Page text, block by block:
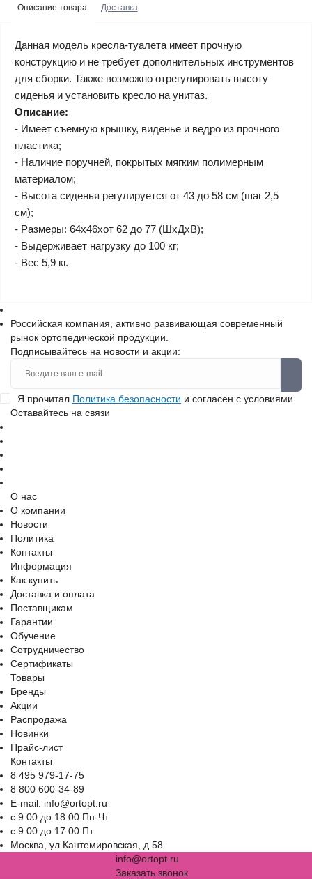
Описание товара Доставка
Данная модель кресла-туалета имеет прочную
конструкцию и не требует дополнительных инструментов
для сборки. Также возможно отрегулировать высоту
сиденья и установить кресло на унитаз.
Описание:
- Имеет съемную крышку, виденье и ведро из прочного
пластика;
- Наличие поручней, покрытых мягким полимерным
материалом;
- Высота сиденья регулируется от 43 до 58 см (шаг 2,5
см);
- Размеры: 64х46хот 62 до 77 (ШхДхВ);
- Выдерживает нагрузку до 100 кг;
- Вес 5,9 кг.
Российская компания, активно развивающая современный
рынок ортопедической продукции.
Подписывайтесь на новости и акции:
Я прочитал Политика безопасности и согласен с условиями
Оставайтесь на связи
О нас
О компании
Новости
Политика
Контакты
Информация
Как купить
Доставка и оплата
Поставщикам
Гарантии
Обучение
Сотрудничество
Сертификаты
Товары
Бренды
Акции
Распродажа
Новинки
Прайс-лист
Контакты
8 495 979-17-75
8 800 600-34-89
E-mail: info@ortopt.ru
c 9:00 до 18:00 Пн-Чт
c 9:00 до 17:00 Пт
Москва, ул.Кантемировская, д.58
info@ortopt.ru
Заказать звонок